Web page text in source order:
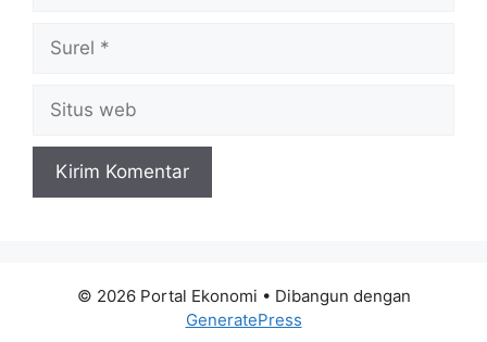
web
© 2026 Portal Ekonomi • Dibangun dengan
GeneratePress